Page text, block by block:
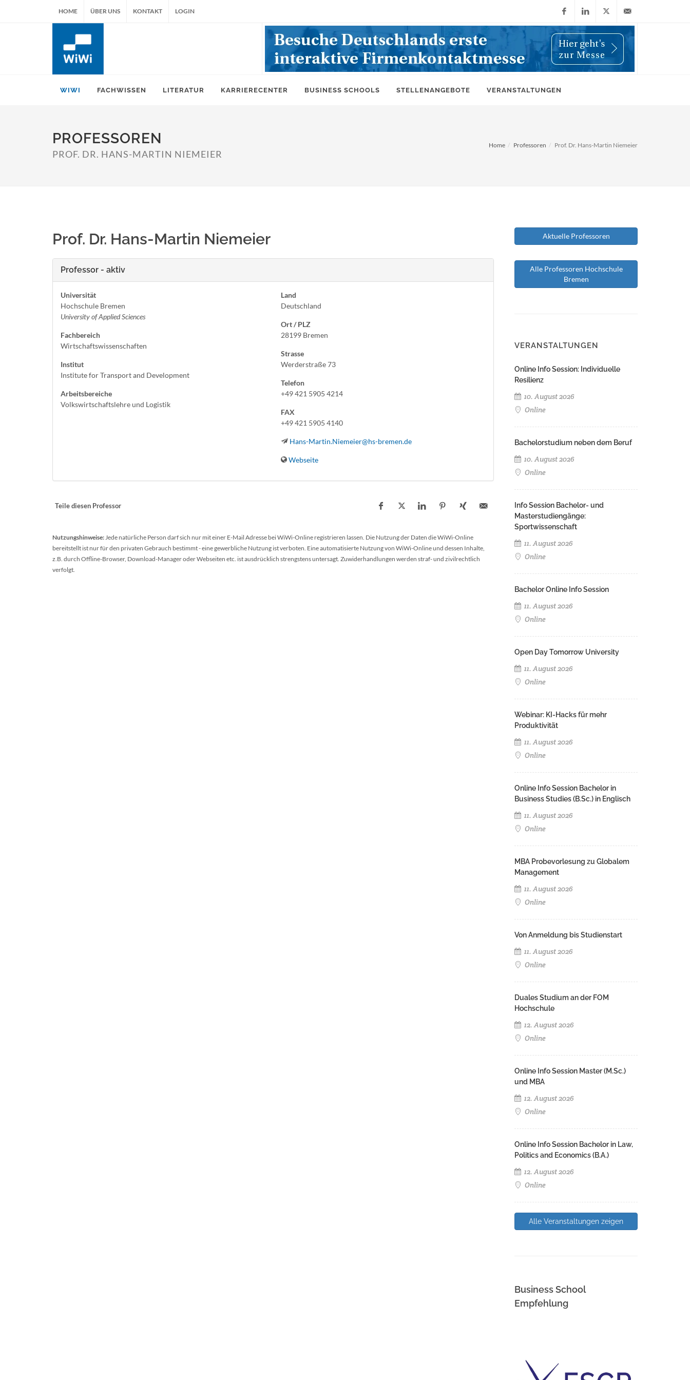
HOME ÜBER UNS KONTAKT LOGIN
FacebookLinkedIn
X
(Twitter)
info@wiwi-
WIWI FACHWISSEN LITERATUR KARRIERECENTER BUSINESS SCHOOLS STELLENANGEBOTE VERANSTALTUNGEN
PROFESSOREN
PROF. DR. HANS-MARTIN NIEMEIER
Home Professoren Prof. Dr. Hans-Martin Niemeier
Prof. Dr. Hans-Martin Niemeier
Professor - aktiv
Universität
Hochschule Bremen
University of Applied Sciences
Fachbereich
Wirtschaftswissenschaften
Institut
Institute for Transport and Development
Arbeitsbereiche
Volkswirtschaftslehre und Logistik
Land
Deutschland
Ort / PLZ
28199 Bremen
Strasse
Werderstraße 73
Telefon
+49 421 5905 4214
FAX
+49 421 5905 4140
Hans-Martin.Niemeier@hs-bremen.de
Webseite
Teile diesen Professor
Nutzungshinweise:Jede natürliche Person darf sich nur mit einer E-Mail Adresse bei WiWi-Online registrieren lassen. Die Nutzung der Daten die WiWi-Online
bereitstellt ist nur für den privaten Gebrauch bestimmt - eine gewerbliche Nutzung ist verboten. Eine automatisierte Nutzung von WiWi-Online und dessen Inhalte,
z.B. durch Offline-Browser, Download-Manager oder Webseiten etc. ist ausdrücklich strengstens untersagt. Zuwiderhandlungen werden straf- und zivilrechtlich
verfolgt.
Aktuelle Professoren
Alle Professoren Hochschule
Bremen
VERANSTALTUNGEN
Online Info Session: Individuelle
Resilienz
10. August 2026
Online
Bachelorstudium neben dem Beruf
10. August 2026
Online
Info Session Bachelor- und
Masterstudiengänge:
Sportwissenschaft
11. August 2026
Online
Bachelor Online Info Session
11. August 2026
Online
Open Day Tomorrow University
11. August 2026
Online
Webinar: KI-Hacks für mehr
Produktivität
11. August 2026
Online
Online Info Session Bachelor in
Business Studies (B.Sc.) in Englisch
11. August 2026
Online
MBA Probevorlesung zu Globalem
Management
11. August 2026
Online
Von Anmeldung bis Studienstart
11. August 2026
Online
Duales Studium an der FOM
Hochschule
12. August 2026
Online
Online Info Session Master (M.Sc.)
und MBA
12. August 2026
Online
Online Info Session Bachelor in Law,
Politics and Economics (B.A.)
12. August 2026
Online
Alle Veranstaltungen zeigen
Business School
Empfehlung